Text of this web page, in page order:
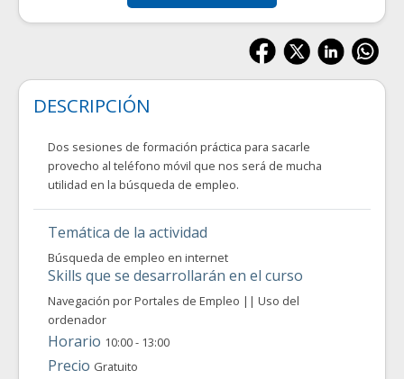
DESCRIPCIÓN
Dos sesiones de formación práctica para sacarle
provecho al teléfono móvil que nos será de mucha
utilidad en la búsqueda de empleo.
Temática de la actividad
Búsqueda de empleo en internet
Skills que se desarrollarán en el curso
Navegación por Portales de Empleo || Uso del
ordenador
Horario 10:00 - 13:00
Precio Gratuito